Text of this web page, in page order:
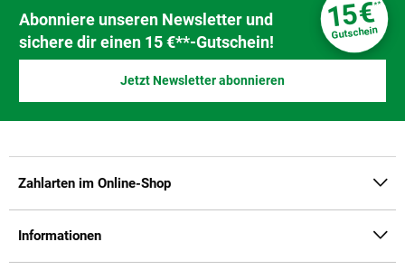
Newsletter Anmeldung
Abonniere unseren Newsletter und
sichere dir einen 15 €**-Gutschein!
15€**
Gutschein
Jetzt Newsletter abonnieren
Zahlarten im Online-Shop
Informationen